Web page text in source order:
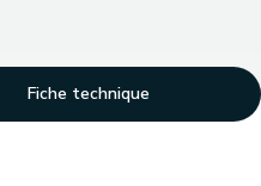
Fiche technique